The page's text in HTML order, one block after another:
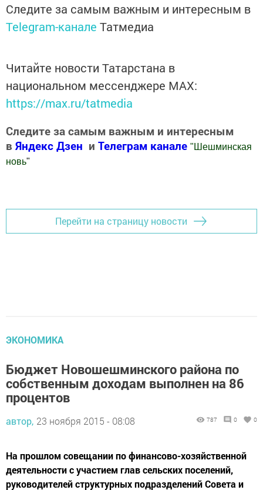
Следите за самым важным и интересным в
Telegram-канале Татмедиа
Читайте новости Татарстана в
национальном мессенджере MАХ:
https://max.ru/tatmedia
Следите за самым важным и интересным
в Яндекс Дзен и Телеграм канале " Шешминская
новь"
Перейти на страницу новости
ЭКОНОМИКА
Бюджет Новошешминского района по
собственным доходам выполнен на 86
процентов
автор, 23 ноября 2015 - 08:08 787 0 0
На прошлом совещании по финансово-хозяйственной
деятельности с участием глав сельских поселений,
руководителей структурных подразделений Совета и